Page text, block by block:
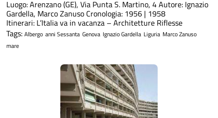
Luogo: Arenzano (GE), Via Punta S. Martino, 4 Autore: Ignazio
Gardella, Marco Zanuso Cronologia: 1956 | 1958
Itinerari: L’Italia va in vacanza – Architetture Riflesse
Tags: Albergo anni Sessanta Genova Ignazio Gardella Liguria Marco Zanuso
mare